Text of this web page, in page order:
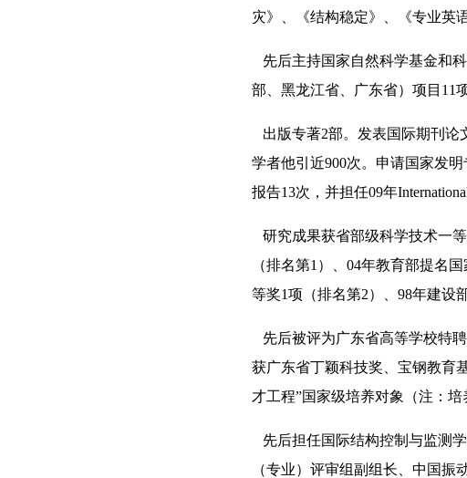
灾》、《结构稳定》、《专业英
先后主持国家自然科学基金和
部、黑龙江省、广东省）项目 11
出版专著2部。发表国际期刊论
学者他引近900次。申请国家发明
报告13次，并担任09年
研究成果获省部级科学技术一
（排名第1 ）、 04年教育部提名
等奖1项（排名第2）、 98年建设
先后被评为广东省高等学校特
获广东省丁颖科技奖、宝钢教育
才工程”国家级培养对象（注：
先后担任国际结构控制与监测
（专业）评审组副组长、中国